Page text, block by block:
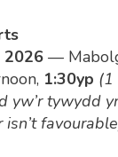
2026 —
1:30yp (1
yw’r tywydd